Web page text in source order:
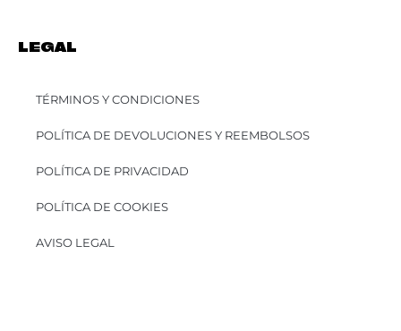
LEGAL
TÉRMINOS Y CONDICIONES
POLÍTICA DE DEVOLUCIONES Y REEMBOLSOS
POLÍTICA DE PRIVACIDAD
POLÍTICA DE COOKIES
AVISO LEGAL